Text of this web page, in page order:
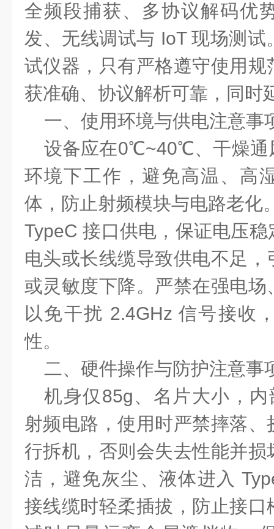
全频段捕获、多协议解码优
发、无线调试与 IoT 现场测
试仪器，只有严格遵守使用
获准确、协议解析可靠，同时
一、使用环境与供电注意事
设备应在0℃~40℃、干燥
环境下工作，避免高温、高
体，防止射频模块与电路老化
TypeC 接口供电，保证电压
电头或长线缆导致供电不足
或灵敏度下降。严禁在强电
以免干扰 2.4GHz 信号接收
性。
二、硬件操作与防护注意事
机身仅 85g、名片大小 ，
射频电路，使用时严禁摔落
行拆机，否则会失去性能并
洁，避免灰尘、液体进入
接线缆时轻柔插拔，防止接